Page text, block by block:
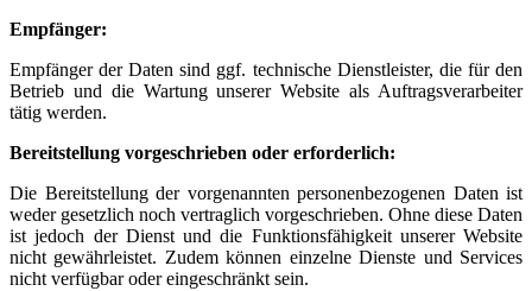
Empfänger:
Empfänger der Daten sind ggf. technische Dienstleister, die für den
Betrieb und die Wartung unserer Website als Auftragsverarbeiter
tätig werden.
Bereitstellung vorgeschrieben oder erforderlich:
Die Bereitstellung der vorgenannten personenbezogenen Daten ist
weder gesetzlich noch vertraglich vorgeschrieben. Ohne diese Daten
ist jedoch der Dienst und die Funktionsfähigkeit unserer Website
nicht gewährleistet. Zudem können einzelne Dienste und Services
nicht verfügbar oder eingeschränkt sein.